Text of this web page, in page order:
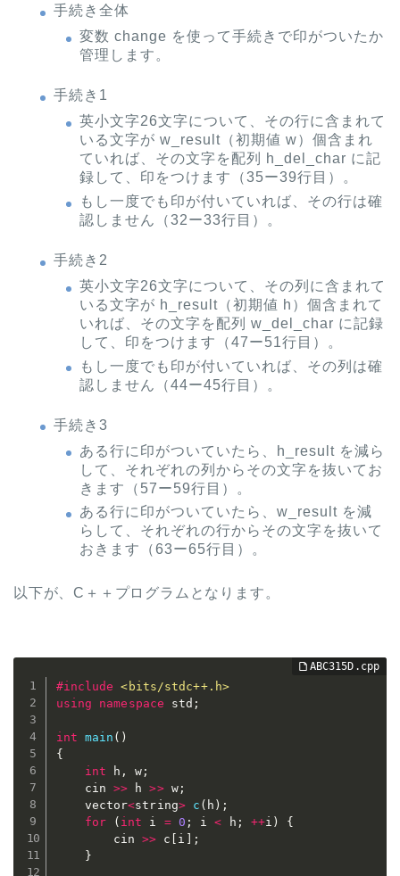
手続き全体
変数 change を使って手続きで印がついたか
管理します。
手続き1
英小文字26文字について、その行に含まれて
いる文字が w_result（初期値 w）個含まれ
ていれば、その文字を配列 h_del_char に記
録して、印をつけます（35ー39行目）。
もし一度でも印が付いていれば、その行は確
認しません（32ー33行目）。
手続き2
英小文字26文字について、その列に含まれて
いる文字が h_result（初期値 h）個含まれて
いれば、その文字を配列 w_del_char に記録
して、印をつけます（47ー51行目）。
もし一度でも印が付いていれば、その列は確
認しません（44ー45行目）。
手続き3
ある行に印がついていたら、h_result を減ら
して、それぞれの列からその文字を抜いてお
きます（57ー59行目）。
ある行に印がついていたら、w_result を減
らして、それぞれの行からその文字を抜いて
おきます（63ー65行目）。
以下が、C＋＋プログラムとなります。
#include
<bits/stdc++.h>
using
namespace std ;
int main ( )
{
int h , w ;
	cin
>> h >> w;
	vector
<string> c ( h ) ;
for
( int i = 0 ; i < h ; ++i )
{
		cin
>> c i
;
}